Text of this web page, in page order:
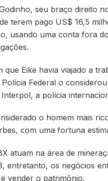
seu braço direito
terem pago US$ 16,5
usando uma conta fora
que Eike havia viajado a
Federal o
a polícia
o homem mais
com uma fortuna
atuam na área de
entretanto, os negócios
vender o patrimônio.